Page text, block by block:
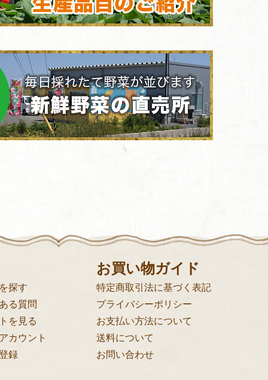
お買い物ガイド
特定商取引法に基づく表記
プライバシーポリシー
お支払い方法について
送料について
お問い合わせ
探す
る質問
を見る
カウント
録